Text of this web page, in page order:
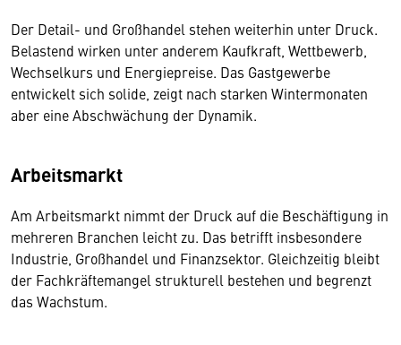
Der Detail- und Großhandel stehen weiterhin unter Druck.
Belastend wirken unter anderem Kaufkraft, Wettbewerb,
Wechselkurs und Energiepreise. Das Gastgewerbe
entwickelt sich solide, zeigt nach starken Wintermonaten
aber eine Abschwächung der Dynamik.
Arbeitsmarkt
Am Arbeitsmarkt nimmt der Druck auf die Beschäftigung in
mehreren Branchen leicht zu. Das betrifft insbesondere
Industrie, Großhandel und Finanzsektor. Gleichzeitig bleibt
der Fachkräftemangel strukturell bestehen und begrenzt
das Wachstum.